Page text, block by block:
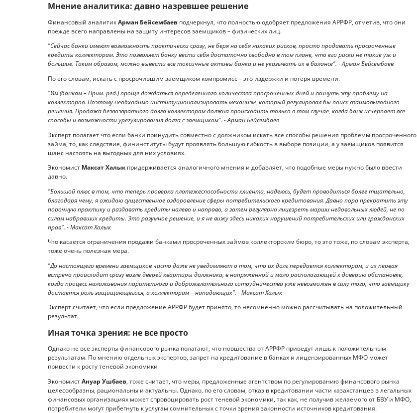
Мнение аналитика: давно назревшее решение
Финансовый аналитикАрман Бейсембаев подчеркнул, что полностью одобряет предложения АРРФР, отметив, что они
прежде всего направлены на защиту интересов заемщиков – физических лиц.
"Сейчас банки имеют возможность практически сразу, не беря на себя никаких рисков, просто продавать просроченные
кредиты коллекторам. Это позволяет банку вести себя достаточно свободно в том плане, что его риски не такие уж и
большие. Таким образом, можно вывести все токсичные активы банка и не указывать их в балансе". - Арман Бейсембаев
По его словам, искать с просрочившим заемщиком компромисс – это издержки и потеря времени.
"Им (банкам – Прим. ред.) проще дождаться определенного количества просроченных дней и скинуть эту проблему на
коллекторов. Поэтому необходимо институционализировать механизм, который регулировал бы поиск взаимовыгодного
решения. Продажа безвозвратного долга коллекторам должна происходить только в том случае, когда банк исчерпает все
способы и возможности урегулирования долга с заемщиком". - Арман Бейсембаев
Эксперт полагает что если банки принудить совместно с должником искать все способы решения проблемы просроченного
займа, то, как следствие, фининституты будут проявлять большую гибкость в выборе позиции, а у заемщиков появится
шанс настоять на выгодных для них условиях.
Экономист Максат Халык придерживается аналогичного мнения и добавляет, что подобные меры нужно было ввести
давно.
"Большой плюс в том, что теперь проверка платежеспособности клиента, надеюсь, будет проводиться более тщательно,
благодаря чему, я ожидаю существенное оздоровление сферы потребительского кредитования. Давно пора прекратить эту
порочную практику и раздавать кредиты налево и направо, а затем регулярно лицезреть марши недовольных людей, не по
силам набравших кредиты. Это разумное решение, и я не вижу здесь никаких нарушений потребительских или гражданских
прав". - Максат Халык
Что касается ограничения продажи банками просроченных займов коллекторским бюро, то это тоже, по словам эксперта,
тоже очень полезная мера.
"До настоящего времени заемщиков часто даже не уведомляют о том, что их долг передается коллекторам, и их первая
встреча происходит сразу возле дверей квартиры должника, в напряженной и мало располагающей к доверию обстановке,
когда процесс налаживания паритетного и доброжелательного сотрудничества уже невозможен в силу того, что заемщику
достается роль защищающегося, а коллекторам – нападающих". - Максат Халык
Эксперт считает, что если предложение АРРФР будет принято, то несомненно можно рассчитывать на положительный
результат.
Иная точка зрения: не все просто
Однако не все эксперты финансового рынка полагают, что новшества от АРРФР приведут лишь к положительным
результатам. По мнению отдельных экспертов, запрет на кредитование в банках и лицензированных МФО может
привести к росту теневой экономики
ЭкономистАнуар Ушбаев, тоже считает, что меры, предложенные агентством по регулированию финансового рынка
целесообразны, рациональны и актуальны. Однако, по его словам, отказ в кредитовании части казахстанцев в легальных
финансовых организациях может спровоцировать рост теневой экономики, так как, не получив желаемого от БВУ и МФО,
потребители могут прибегнуть к услугам сомнительных с точки зрения законности источников кредитования.